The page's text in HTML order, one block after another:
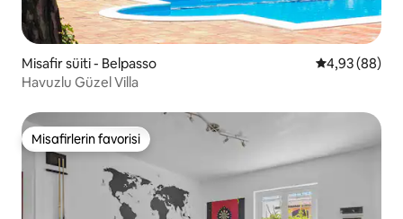
Misafir süiti - Belpasso 5 üzerinden
4,93 (88)
Havuzlu Güzel Villa
Misafirlerin favorisi
Misafirlerin favorisi